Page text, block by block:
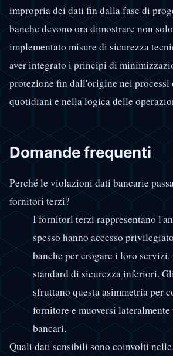
impropria dei dati fin dalla fase di
banche devono ora dimostrare non
implementato misure di sicurezza
aver integrato i principi di
protezione fin dall'origine nei
quotidiani e nella logica delle
Domande frequenti
Perché le violazioni dati bancarie
fornitori terzi?
I fornitori terzi rappresentano
spesso hanno accesso
banche per erogare i loro servizi,
standard di sicurezza inferiori.
sfruttano questa asimmetria per
fornitore e muoversi lateralmente
bancari.
Quali dati sensibili sono coinvolti